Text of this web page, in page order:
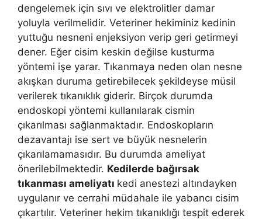
dengelemek için sıvı ve elektrolitler damar
yoluyla verilmelidir. Veteriner hekiminiz kedinin
yuttuğu nesneni enjeksiyon verip geri getirmeyi
dener. Eğer cisim keskin değilse kusturma
yöntemi işe yarar. Tıkanmaya neden olan nesne
akışkan duruma getirebilecek şekildeyse müsil
verilerek tıkanıklık giderir. Birçok durumda
endoskopi yöntemi kullanılarak cismin
çıkarılması sağlanmaktadır. Endoskopların
dezavantajı ise sert ve büyük nesnelerin
çıkarılamamasıdır. Bu durumda ameliyat
önerilebilmektedir. Kedilerde bağırsak
tıkanması ameliyatı kedi anestezi altındayken
uygulanır ve cerrahi müdahale ile yabancı cisim
çıkartılır. Veteriner hekim tıkanıklığı tespit ederek